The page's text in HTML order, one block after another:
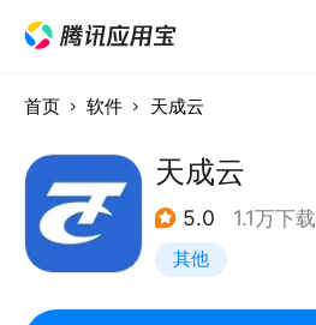
首页 软件 天成云
天成云
5.0 1.1万下载
其他